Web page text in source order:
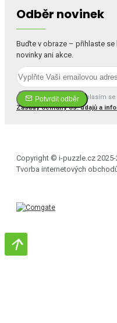
Odběr novinek
Buďte v obraze – přihlaste
novinky ani akce.
Potvrdit odběr
Četl(a) jsem a souhlasím se
Zásady ochrany os. údajů a
Copyright © i-puzzle.cz 2025-
Tvorba internetových